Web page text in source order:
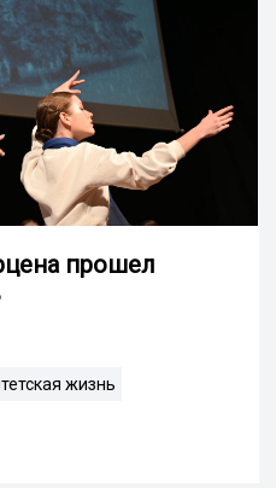
прошел
жизнь